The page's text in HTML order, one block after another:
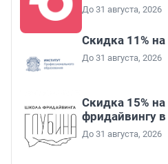
До 31 августа, 2026
Скидка 11%
До 31 августа, 2026
Скидка 15%
фридайвингу
До 31 августа, 2026